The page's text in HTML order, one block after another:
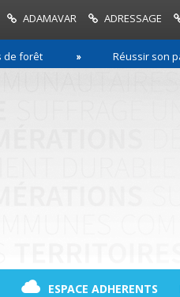
ADAMAVAR ADRESSAGE
Réussir son
ESPACE ADHERENTS